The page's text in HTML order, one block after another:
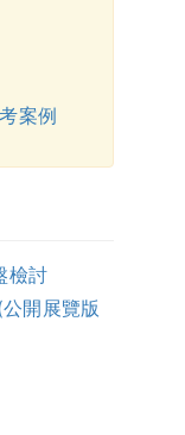
案例
檢討
開展覽版